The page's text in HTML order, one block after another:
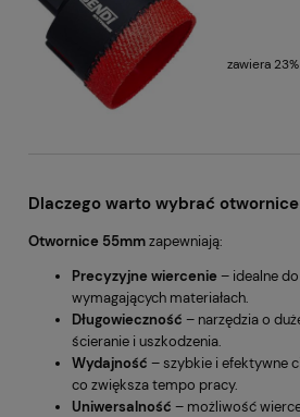
zawiera
Dlaczego warto wybrać
Otwornice 55mmzapewniają:
Precyzyjne wiercenie– idealne
wymagających materiałach.
Długowieczność – narzędzia o
ścieranie i uszkodzenia.
Wydajność – szybkie i efektywne
co zwiększa tempo pracy.
Uniwersalność – możliwość